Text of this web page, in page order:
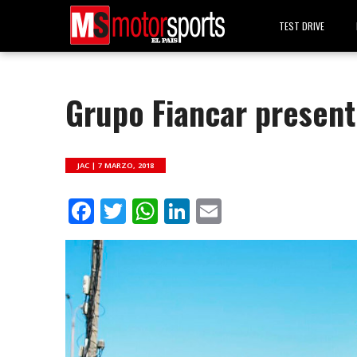
TEST DRIVE
Grupo Fiancar
JAC |7 MARZO, 2018
Facebook
Twitter
WhatsApp
LinkedIn